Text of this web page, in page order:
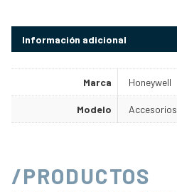
Información adicional
Marca Honeywell
Modelo Accesorios
/PRODUCTOS